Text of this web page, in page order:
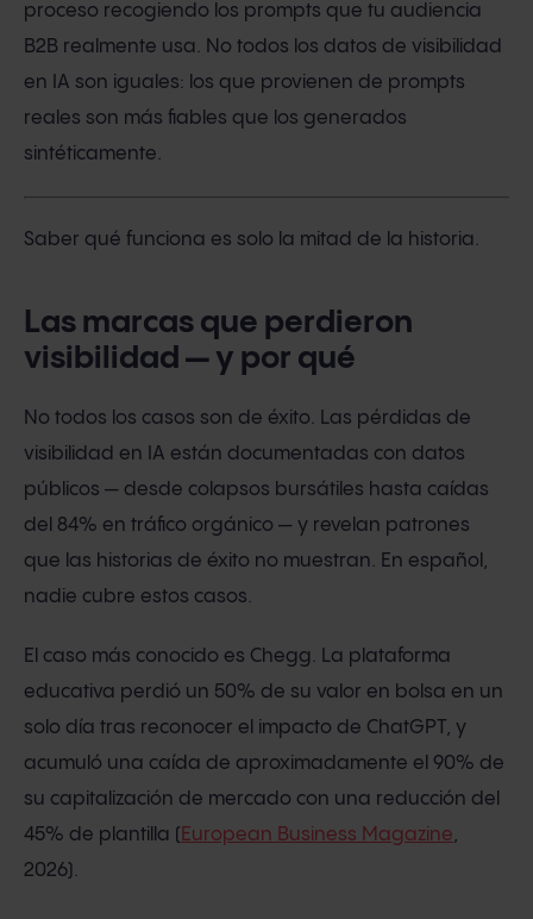
proceso recogiendo los prompts que tu audiencia
B2B realmente usa. No todos los datos de visibilidad
en IA son iguales: los que provienen de prompts
reales son más fiables que los generados
sintéticamente.
Saber qué funciona es solo la mitad de la historia.
Las marcas que perdieron
visibilidad — y por qué
No todos los casos son de éxito. Las pérdidas de
visibilidad en IA están documentadas con datos
públicos — desde colapsos bursátiles hasta caídas
del 84% en tráfico orgánico — y revelan patrones
que las historias de éxito no muestran. En español,
nadie cubre estos casos.
El caso más conocido es Chegg. La plataforma
educativa perdió un 50% de su valor en bolsa en un
solo día tras reconocer el impacto de ChatGPT, y
acumuló una caída de aproximadamente el 90% de
su capitalización de mercado con una reducción del
45% de plantilla ( European Business Magazine,
2026).